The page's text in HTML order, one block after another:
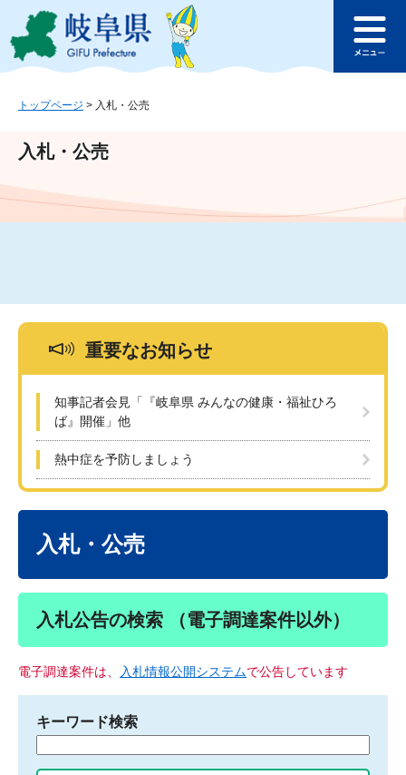
ジ
ュ
文
このページの本文へ
ュ
トップページ > 入札・公売
入札・公売
重要なお知らせ
知事記者会見「『岐阜県 みんなの健康・福祉ひろ
ば』開催」他
熱中症を予防しましょう
入札・公売
入札公告の検索 （電子調達案件以外）
電子調達案件は、 入札情報公開システムで公告しています
キーワード検索